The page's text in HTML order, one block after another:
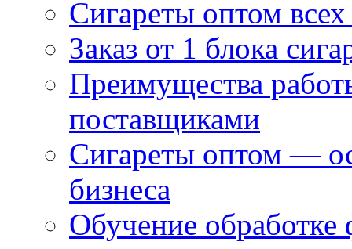
Сигареты оптом
Заказ от 1 блока
Преимущества
поставщиками
Сигареты оптом —
бизнеса
Обучение